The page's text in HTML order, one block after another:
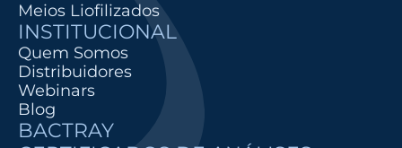
Meios Liofilizados
INSTITUCIONAL
Quem Somos
Distribuidores
Webinars
Blog
BACTRAY